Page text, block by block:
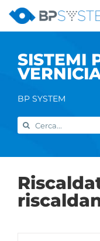
Salta
contenuto
Catalogo prodotti
Servizi
Home
SISTEMI
BP SYSTEM
Cerca
per: